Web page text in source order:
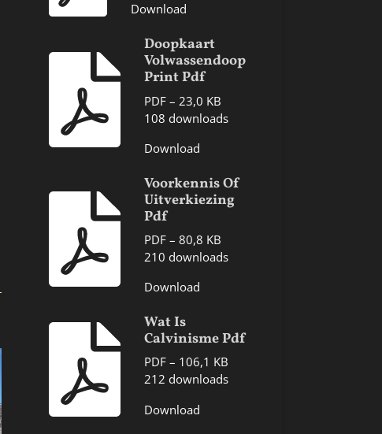
Download
Doopkaart
Volwassendoop
Print Pdf
PDF – 23,0 KB
108 downloads
Download
Voorkennis Of
Uitverkiezing
Pdf
PDF – 80,8 KB
210 downloads
Download
Wat Is
Calvinisme Pdf
PDF – 106,1 KB
212 downloads
Download